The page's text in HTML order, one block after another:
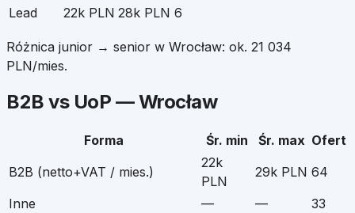
Lead
22k PLN 28k PLN 6
Różnica junior → senior w Wrocław: ok. 21 034
PLN/mies.
B2B vs UoP —Wrocław
Forma Śr. min Śr. max Ofert
B2B (netto+VAT / mies.)
22k
PLN
29k PLN 64
Inne
— —
33